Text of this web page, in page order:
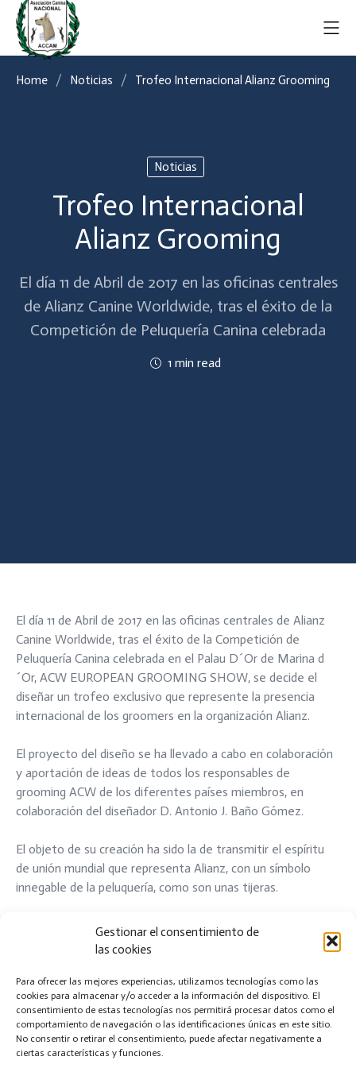
Gestionar el consentimiento de
las cookies
Para ofrecer las mejores experiencias, utilizamos tecnologías como las
cookies para almacenar y/o acceder a la información del dispositivo. El
consentimiento de estas tecnologías nos permitirá procesar datos como el
comportamiento de navegación o las identificaciones únicas en este sitio.
No consentir o retirar el consentimiento, puede afectar negativamente a
ciertas características y funciones.
Home Noticias Trofeo Internacional Alianz Grooming
Noticias
Trofeo Internacional
Alianz Grooming
El día 11 de Abril de 2017 en las oficinas centrales
de Alianz Canine Worldwide, tras el éxito de la
Competición de Peluquería Canina celebrada
1 min read
El día 11 de Abril de 2017 en las oficinas centrales de Alianz
Canine Worldwide, tras el éxito de la Competición de
Peluquería Canina celebrada en el Palau D´Or de Marina d
´Or, ACW EUROPEAN GROOMING SHOW, se decide el
diseñar un trofeo exclusivo que represente la presencia
internacional de los groomers en la organización Alianz.
El proyecto del diseño se ha llevado a cabo en colaboración
y aportación de ideas de todos los responsables de
grooming ACW de los diferentes países miembros, en
colaboración del diseñador D. Antonio J. Baño Gómez.
El objeto de su creación ha sido la de transmitir el espíritu
de unión mundial que representa Alianz, con un símbolo
innegable de la peluquería, como son unas tijeras.
[fancy_images width=»450″ height=»300″]
[image]http://www.caninanacionalaccam.es/wp-
WA0016.jpg[/image]
[image]http://www.caninanacionalaccam.es/wp-
content/uploads/2018/01/IMG-20180130-
WA0017.jpg[/image]
[/fancy_images]